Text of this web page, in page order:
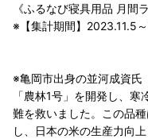
《ふるなび寝具用品 月間
※【集計期間】2023.11.5
※亀岡市出身の並河成資氏
「農林1号」を開発し、
難を救いました。この品
し、日本の米の生産力向